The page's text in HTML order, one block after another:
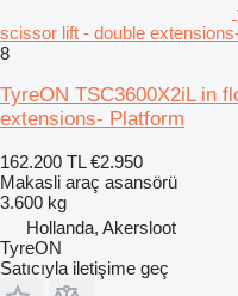
scissor lift - double
8
TyreON TSC3600X2iL in
extensions- Platform
162.200 TL €2.950
Makasli araç asansörü
3.600 kg
Hollanda, Akersloot
TyreON
Satıcıyla iletişime geç